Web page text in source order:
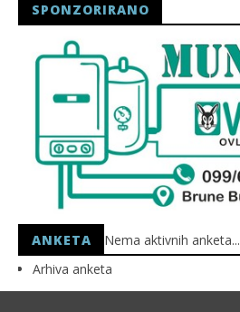
SPONZORIRANO
ANKETA
Nema aktivnih anketa...
Arhiva anketa